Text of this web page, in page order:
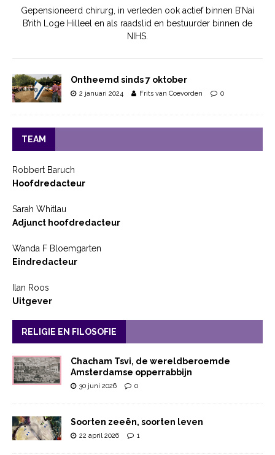
Gepensioneerd chirurg, in verleden ook actief binnen B’Nai
B’rith Loge Hilleel en als raadslid en bestuurder binnen de
NIHS.
Ontheemd sinds 7 oktober
2 januari 2024 Frits van Coevorden 0
TEAM
Robbert Baruch
Hoofdredacteur
Sarah Whitlau
Adjunct hoofdredacteur
Wanda F Bloemgarten
Eindredacteur
Ilan Roos
Uitgever
RELIGIE EN FILOSOFIE
Chacham Tsvi, de wereldberoemde
Amsterdamse opperrabbijn
30 juni 2026 0
Soorten zeeën, soorten leven
22 april 2026 1